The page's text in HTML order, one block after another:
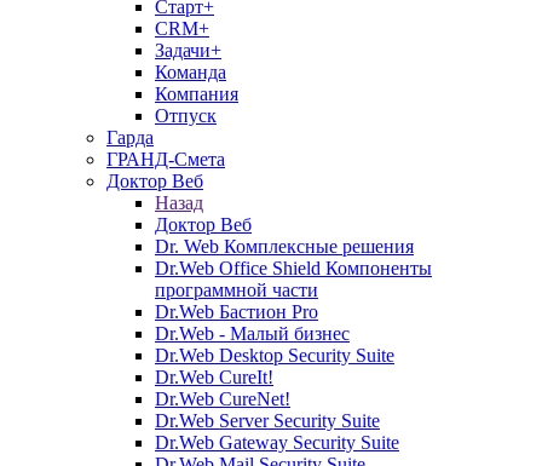
Старт+
CRM+
Задачи+
Команда
Компания
Отпуск
Гарда
ГРАНД-Смета
Доктор Веб
Назад
Доктор Веб
Dr. Web Комплексные решения
Dr.Web Office Shield Компоненты
программной части
Dr.Web Бастион Pro
Dr.Web - Малый бизнес
Dr.Web Desktop Security Suite
Dr.Web CureIt!
Dr.Web CureNet!
Dr.Web Server Security Suite
Dr.Web Gateway Security Suite